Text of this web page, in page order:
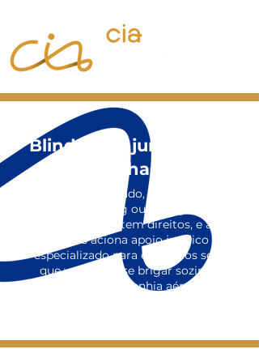
Blindagem jurídica Cia
Milhas
Voo cancelado, atrasado,
overbooking ou bagagem
extraviada. Você tem direitos, e a Cia
Milhas aciona apoio jurídico
especializado para exercê-los sem
que você precise brigar sozinho
com a companhia aérea.